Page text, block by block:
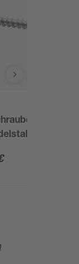
T10
3,0 x
Stück